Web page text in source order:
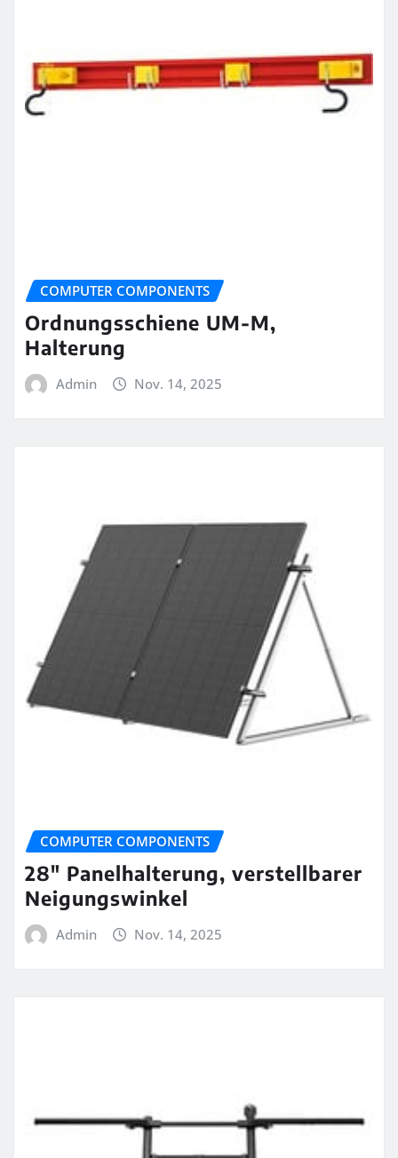
COMPUTER COMPONENTS
Ordnungsschiene UM-M,
Halterung
Admin Nov. 14, 2025
COMPUTER COMPONENTS
28″ Panelhalterung, verstellbarer
Neigungswinkel
Admin Nov. 14, 2025